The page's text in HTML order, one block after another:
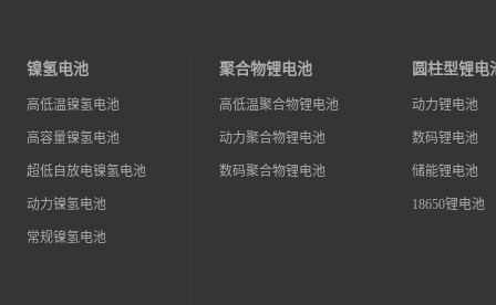
镍氢电池
高低温镍氢电池
高容量镍氢电池
超低自放电镍氢电池
动力镍氢电池
常规镍氢电池
聚合物锂电池
高低温聚合物锂电池
动力聚合物锂电池
数码聚合物锂电池
圆柱型锂电
动力锂电池
数码锂电池
储能锂电池
18650锂电池